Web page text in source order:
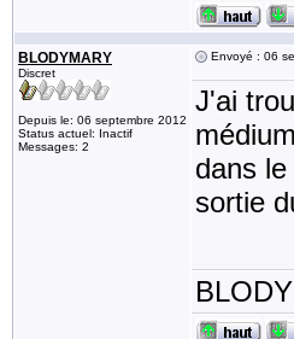
BLODYMARY
Discret
Depuis le: 06 septembre 2012
Status actuel: Inactif
Messages: 2
Envoyé : 06
J'ai
dans
sortie